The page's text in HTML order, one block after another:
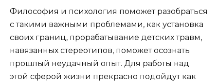
Философия и психология поможет разобраться
с такими важными проблемами, как установка
своих границ, прорабатывание детских травм,
навязанных стереотипов, поможет осознать
прошлый неудачный опыт. Для работы над
этой сферой жизни прекрасно подойдут как